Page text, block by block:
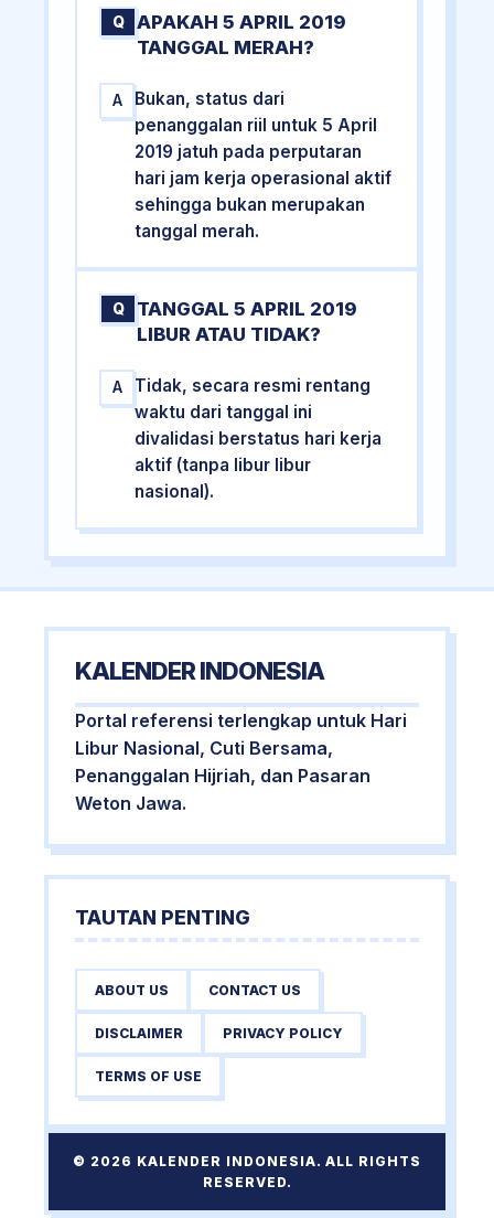
Q
APAKAH 5 APRIL 2019
TANGGAL MERAH?
A
Bukan, status dari
penanggalan riil untuk 5 April
2019 jatuh pada perputaran
hari jam kerja operasional aktif
sehingga bukan merupakan
tanggal merah.
Q
TANGGAL 5 APRIL 2019
LIBUR ATAU TIDAK?
A
Tidak, secara resmi rentang
waktu dari tanggal ini
divalidasi berstatus hari kerja
aktif (tanpa libur libur
nasional).
KALENDER INDONESIA
Portal referensi terlengkap untuk Hari
Libur Nasional, Cuti Bersama,
Penanggalan Hijriah, dan Pasaran
Weton Jawa.
TAUTAN PENTING
ABOUT US CONTACT US
DISCLAIMER PRIVACY POLICY
TERMS OF USE
© 2026 KALENDER INDONESIA. ALL RIGHTS
RESERVED.